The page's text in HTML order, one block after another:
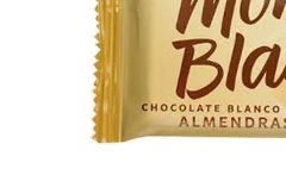
lácteos y refrigerados
vinos y licores